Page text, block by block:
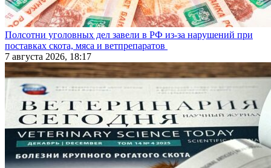
Полсотни уголовных дел завели в РФ из-за нарушений при
поставках скота, мяса и ветпрепаратов
7 августа 2026, 18:17